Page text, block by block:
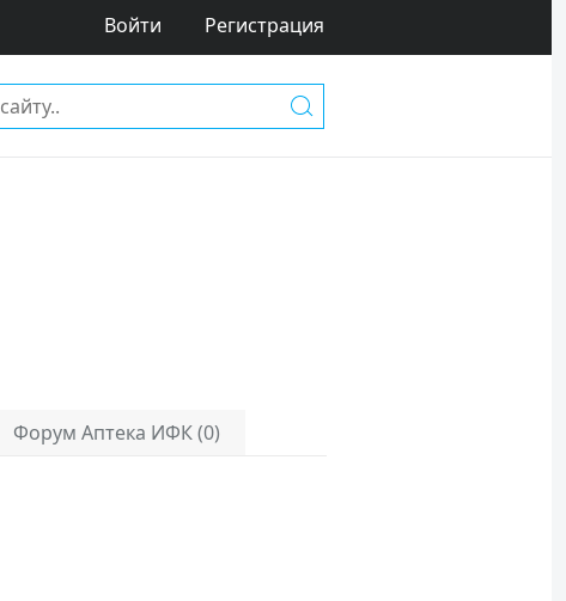
Войти Регистрация
Форум Аптека ИФК (0)